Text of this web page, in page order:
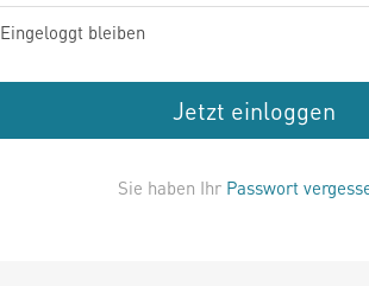
Eingeloggt bleiben
Jetzt einloggen
Sie haben Ihr Passwort